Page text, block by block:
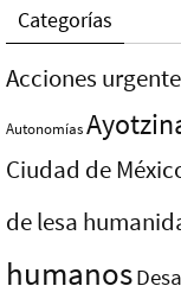
Categorías
Acciones
Autonomías
Ciudad de
de lesa
humanos